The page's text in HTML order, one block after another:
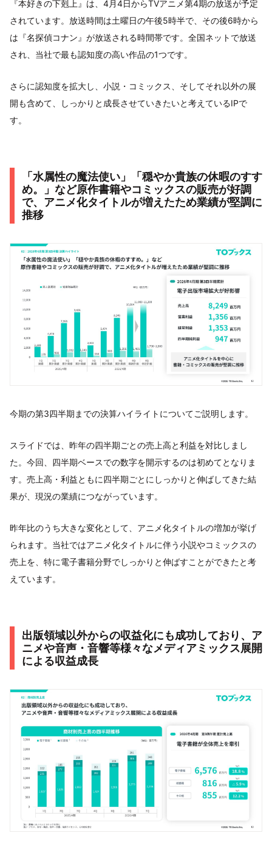
『本好きの下剋上』は、4月4日からTVアニメ第4期の放送が予定
されています。放送時間は土曜日の午後5時半で、その後6時から
は『名探偵コナン』が放送される時間帯です。全国ネットで放送
され、当社で最も認知度の高い作品の1つです。
さらに認知度を拡大し、小説・コミックス、そしてそれ以外の展
開も含めて、しっかりと成長させていきたいと考えているIPで
す。
「水属性の魔法使い」「穏やか貴族の休暇のすす
め。」など原作書籍やコミックスの販売が好調
で、アニメ化タイトルが増えたため業績が堅調に
推移
今期の第3四半期までの決算ハイライトについてご説明します。
スライドでは、昨年の四半期ごとの売上高と利益を対比しまし
た。今回、四半期ベースでの数字を開示するのは初めてとなりま
す。売上高・利益ともに四半期ごとにしっかりと伸ばしてきた結
果が、現況の業績につながっています。
昨年比のうち大きな変化として、アニメ化タイトルの増加が挙げ
られます。当社ではアニメ化タイトルに伴う小説やコミックスの
売上を、特に電子書籍分野でしっかりと伸ばすことができたと考
えています。
出版領域以外からの収益化にも成功しており、ア
ニメや音声・音響等様々なメディアミックス展開
による収益成長